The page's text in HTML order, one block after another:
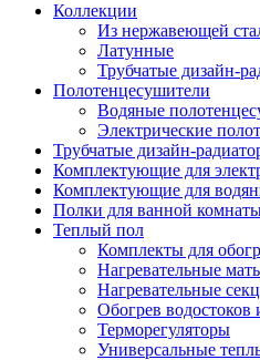
Коллекции
Из нержавеющей
Латунные
Трубчатые дизайн-
Полотенцесушители
Водяные
Электрические
Трубчатые дизайн-
Комплектующие для
Комплектующие для
Полки для ванной
Теплый пол
Комплекты для
Нагревательные
Нагревательные
Обогрев водостоков
Терморегуляторы
Универсальные